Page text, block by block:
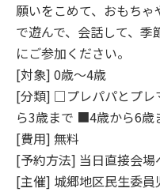
願いをこめて、おもち
で遊んで、会話して、
にご参加ください。
[対象] 0歳～4歳
[分類] □プレパパとプ
ら3歳まで ■4歳から6歳
[費用] 無料
[予約方法] 当日直接会場
[主催] 城郷地区民生委員